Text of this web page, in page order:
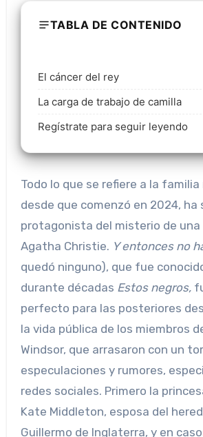
TABLA DE CONTENIDO
El cáncer del rey
La carga de trabajo de camilla
Regístrate para seguir leyendo
Todo lo que se refiere a la familia real británica,
desde que comenzó en 2024, ha
protagonista del misterio de una
Agatha Christie. Y entonces no
quedó ninguno), que fue
durante décadas Estos negros,
perfecto para las posteriores
la vida pública de los miembros
Windsor, que arrasaron con un
especulaciones y rumores,
redes sociales. Primero la
Kate Middleton, esposa del
Guillermo de Inglaterra, y en